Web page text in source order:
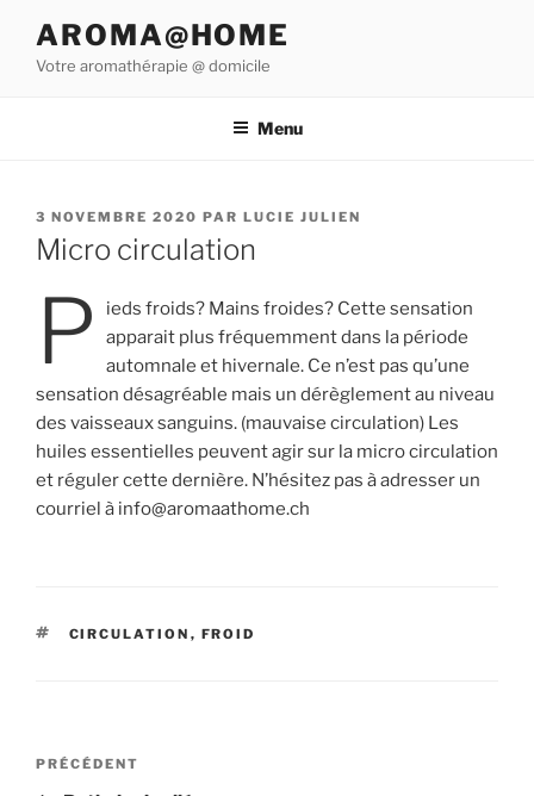
contenu
AROMA@HOME
Votre aromathérapie @ domicile
Menu
PUBLIÉ
LE
3 NOVEMBRE 2020 PAR LUCIE JULIEN
Micro circulation
P
ieds froids? Mains froides? Cette sensation
apparait plus fréquemment dans la période
automnale et hivernale. Ce n’est pas qu’une
sensation désagréable mais un dérèglement au niveau
des vaisseaux sanguins. (mauvaise circulation) Les
huiles essentielles peuvent agir sur la micro circulation
et réguler cette dernière. N’hésitez pas à adresser un
courriel à info@aromaathome.ch
ÉTIQUETTES
CIRCULATION , FROID
Navigation
Article
PRÉCÉDENT